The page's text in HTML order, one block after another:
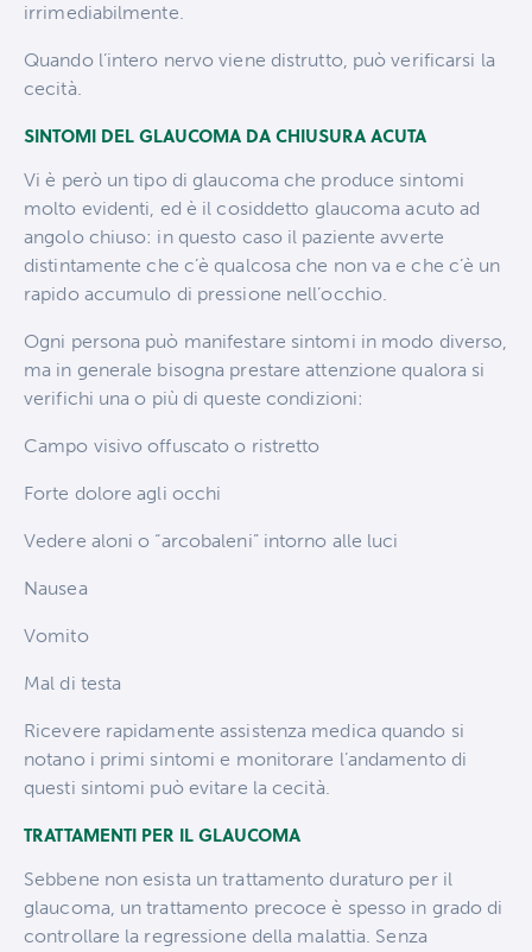
irrimediabilmente.
Quando l’intero nervo viene distrutto, può verificarsi la
cecità.
SINTOMI DEL GLAUCOMA DA CHIUSURA ACUTA
Vi è però un tipo di glaucoma che produce sintomi
molto evidenti, ed è il cosiddetto glaucoma acuto ad
angolo chiuso: in questo caso il paziente avverte
distintamente che c’è qualcosa che non va e che c’è un
rapido accumulo di pressione nell’occhio.
Ogni persona può manifestare sintomi in modo diverso,
ma in generale bisogna prestare attenzione qualora si
verifichi una o più di queste condizioni:
Campo visivo offuscato o ristretto
Forte dolore agli occhi
Vedere aloni o “arcobaleni” intorno alle luci
Nausea
Vomito
Mal di testa
Ricevere rapidamente assistenza medica quando si
notano i primi sintomi e monitorare l’andamento di
questi sintomi può evitare la cecità.
TRATTAMENTI PER IL GLAUCOMA
Sebbene non esista un trattamento duraturo per il
glaucoma, un trattamento precoce è spesso in grado di
controllare la regressione della malattia. Senza